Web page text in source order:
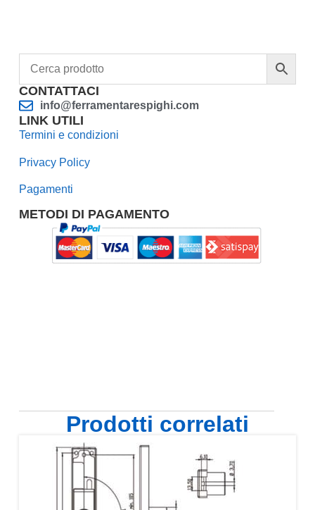
CONTATTACI
info@ferramentarespighi.com
LINK UTILI
Termini e condizioni
Privacy Policy
Pagamenti
METODI DI PAGAMENTO
Prodotti correlati